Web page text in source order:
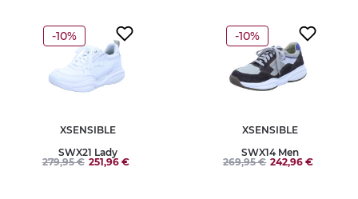
-10%
XSENSIBLE
SWX21 Lady
279,95 € 251,96 €
-10%
XSENSIBLE
SWX14 Men
269,95 € 242,96 €